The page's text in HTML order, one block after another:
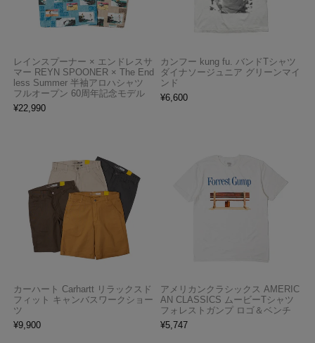
レインスプーナー × エンドレスサ
マー REYN SPOONER × The End
less Summer 半袖アロハシャツ
フルオープン 60周年記念モデル
¥22,990
カンフー kung fu. バンドTシャツ
ダイナソージュニア グリーンマイ
ンド
¥6,600
カーハート Carhartt リラックスド
フィット キャンバスワークショー
ツ
¥9,900
アメリカンクラシックス AMERIC
AN CLASSICS ムービーTシャツ
フォレストガンプ ロゴ＆ベンチ
¥5,747